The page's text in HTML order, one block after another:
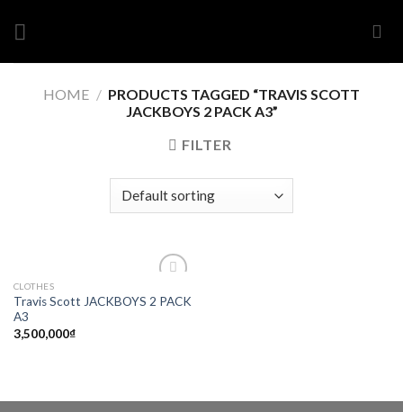
HOME / PRODUCTS TAGGED “TRAVIS SCOTT
JACKBOYS 2 PACK A3”
FILTER
wishlist
CLOTHES
Travis Scott JACKBOYS 2 PACK
A3
3,500,000₫